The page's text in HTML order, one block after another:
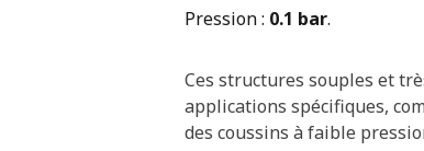
Pression : 0.1 bar.
Ces structures souples et
applications spécifiques,
des coussins à faible